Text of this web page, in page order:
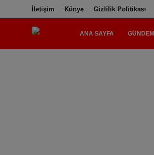
İletişim Künye Gizlilik Politikası
ANA SAYFA GÜNDEM